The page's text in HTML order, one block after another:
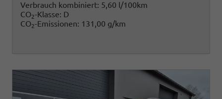
Verbrauch kombiniert: 5,60 l/100km
CO2-Klasse: D
CO2-Emissionen: 131,00 g/km